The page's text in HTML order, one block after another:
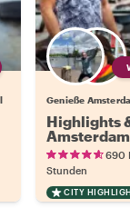
Genieße
Highlights
Amsterdam
690
Stunden
CITY